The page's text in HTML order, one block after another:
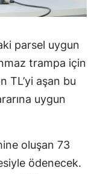
parsel uygun
trampa için
TL’yi aşan bu
uygun
oluşan 73
ödenecek.